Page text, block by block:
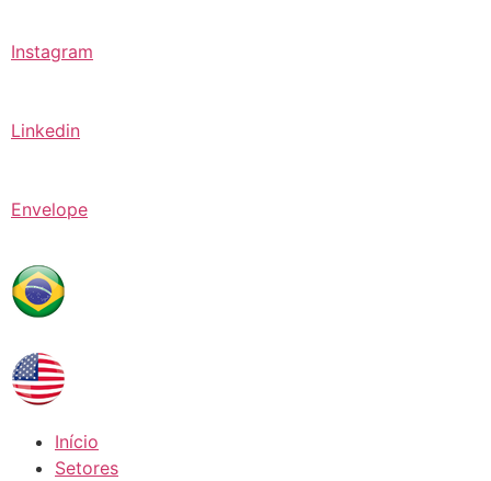
Instagram
Linkedin
Envelope
Início
Setores